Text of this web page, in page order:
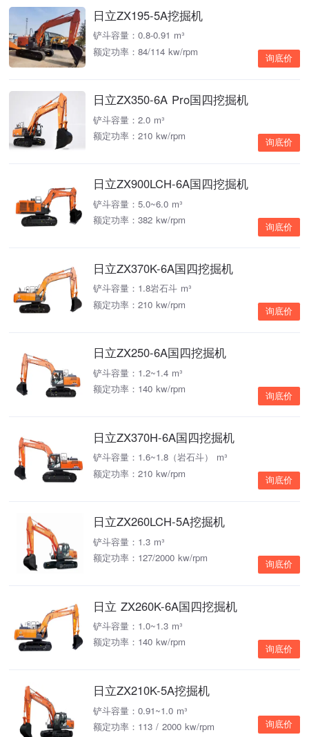
日立ZX195-5A挖掘机
铲斗容量：0.8-0.91 m³
额定功率：84/114 kw/rpm
询底价
日立ZX350-6A Pro国四挖掘机
铲斗容量：2.0 m³
额定功率：210 kw/rpm
询底价
日立ZX900LCH-6A国四挖掘机
铲斗容量：5.0~6.0 m³
额定功率：382 kw/rpm
询底价
日立ZX370K-6A国四挖掘机
铲斗容量：1.8岩石斗 m³
额定功率：210 kw/rpm
询底价
日立ZX250-6A国四挖掘机
铲斗容量：1.2~1.4 m³
额定功率：140 kw/rpm
询底价
日立ZX370H-6A国四挖掘机
铲斗容量：1.6~1.8（岩石斗） m³
额定功率：210 kw/rpm
询底价
日立ZX260LCH-5A挖掘机
铲斗容量：1.3 m³
额定功率：127/2000 kw/rpm
询底价
日立 ZX260K-6A国四挖掘机
铲斗容量：1.0~1.3 m³
额定功率：140 kw/rpm
询底价
日立ZX210K-5A挖掘机
铲斗容量：0.91~1.0 m³
额定功率：113 / 2000 kw/rpm
询底价